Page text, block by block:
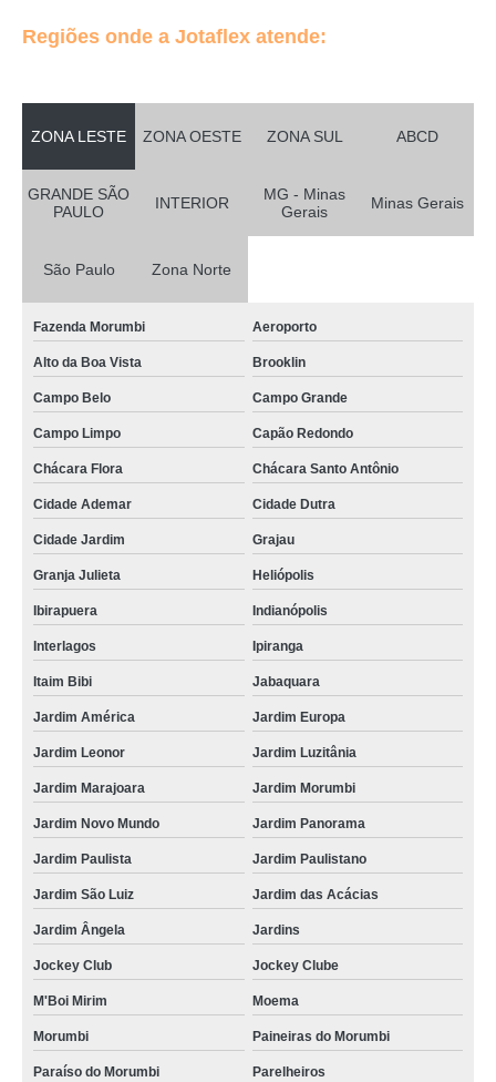
Regiões onde a Jotaflex atende:
ZONA LESTE ZONA OESTE ZONA SUL ABCD
GRANDE SÃO
PAULO
INTERIOR
MG - Minas
Gerais
Minas Gerais
São Paulo Zona Norte
Fazenda Morumbi Aeroporto
Alto da Boa Vista Brooklin
Campo Belo Campo Grande
Campo Limpo Capão Redondo
Chácara Flora Chácara Santo Antônio
Cidade Ademar Cidade Dutra
Cidade Jardim Grajau
Granja Julieta Heliópolis
Ibirapuera Indianópolis
Interlagos Ipiranga
Itaim Bibi Jabaquara
Jardim América Jardim Europa
Jardim Leonor Jardim Luzitânia
Jardim Marajoara Jardim Morumbi
Jardim Novo Mundo Jardim Panorama
Jardim Paulista Jardim Paulistano
Jardim São Luiz Jardim das Acácias
Jardim Ângela Jardins
Jockey Club Jockey Clube
M'Boi Mirim Moema
Morumbi Paineiras do Morumbi
Paraíso do Morumbi Parelheiros